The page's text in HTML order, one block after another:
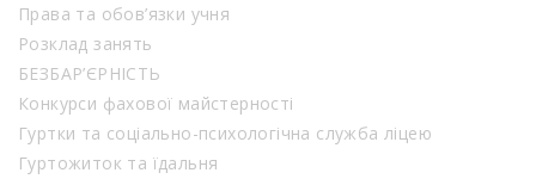
Права та обов’язки учня
Розклад занять
БЕЗБАР’ЄРНІСТЬ
Конкурси фахової майстерності
Гуртки та соціально-психологічна служба ліцею
Гуртожиток та їдальня